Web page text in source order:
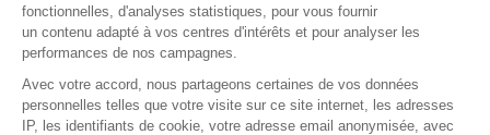
fonctionnelles, d'analyses statistiques, pour vous fournir
un contenu adapté à vos centres d'intérêts et pour analyser les
performances de nos campagnes.
Avec votre accord, nous partageons certaines de vos données
personnelles telles que votre visite sur ce site internet, les adresses
IP, les identifiants de cookie, votre adresse email anonymisée, avec
Politique de protection des données
personnelles
Index égalité professionnelle Femmes-Hommes
Écarts de représentation femmes-hommes dans
les postes de direction